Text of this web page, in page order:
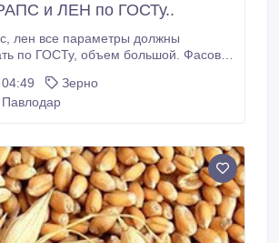
и ЛЕН по ГОСТу..
большой. Фасовка
Зерно
Павлодар